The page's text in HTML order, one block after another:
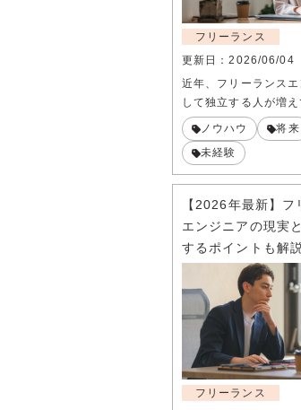
フリーランス
更新日：2026/06/04
近年、フリーランスエ
して独立する人が増
ノウハウ
将来
未経験
【2026年最新】フ
エンジニアの現実
するポイントも解説
フリーランス